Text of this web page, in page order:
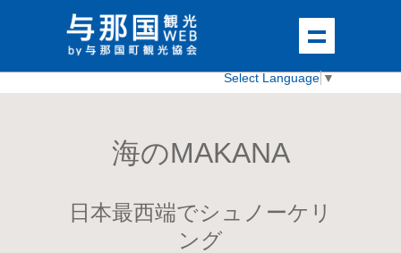
Select Language ▼
海のMAKANA
日本最西端でシュノーケリ
ング